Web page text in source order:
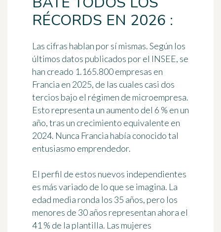
RÉCORDS EN 2026 :
Las cifras hablan por sí mismas. Según los
últimos datos publicados por el INSEE, se
han creado 1.165.800 empresas en
Francia en 2025, de las cuales casi dos
tercios bajo el régimen de microempresa.
Esto representa un aumento del 6 % en un
año, tras un crecimiento equivalente en
2024. Nunca Francia había conocido tal
entusiasmo emprendedor.
El perfil de estos nuevos independientes
es más variado de lo que se imagina. La
edad media ronda los 35 años, pero los
menores de 30 años representan ahora el
41 % de la plantilla. Las mujeres